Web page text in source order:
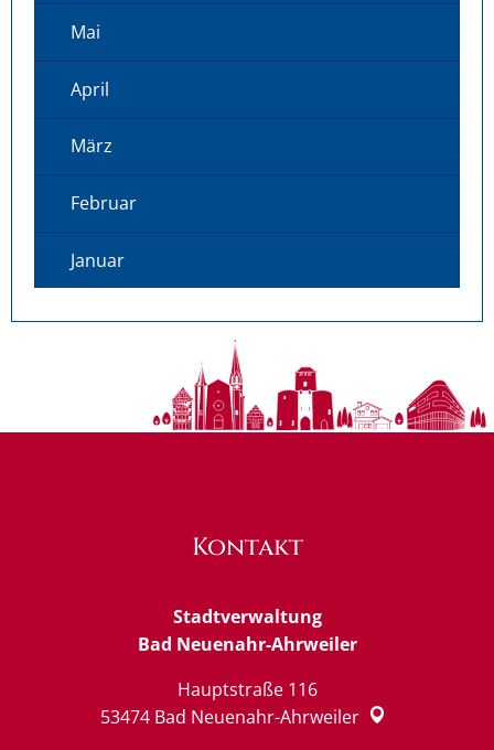
Mai
April
März
Februar
Januar
Kontakt
Stadtverwaltung
Bad Neuenahr-Ahrweiler
Hauptstraße 116
53474 Bad Neuenahr-Ahrweiler